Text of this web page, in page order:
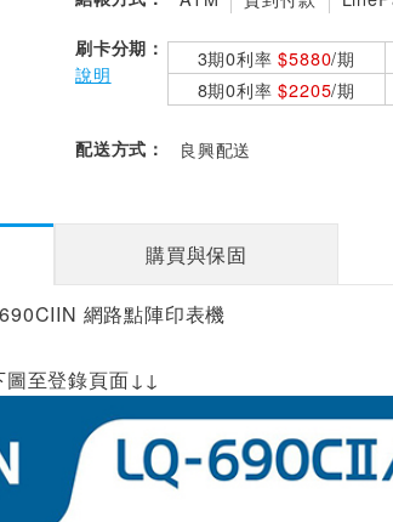
刷卡分期：
說明
3期0利率$5880/期
8期0利率$2205/期
配送方式： 良興配送
購買與保固
網路點陣印表機
圖至登錄頁面↓↓